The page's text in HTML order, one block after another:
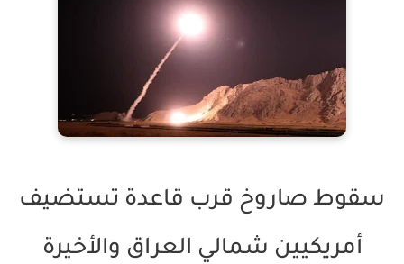
سقوط صاروخ قرب قاعدة تستضيف
أمريكيين شمالي العراق والأخيرة